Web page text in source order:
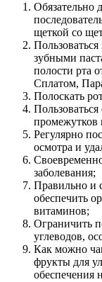
Обязательно
щеткой со
зубными
полости рта
Сплатом,
Полоскать
промежутков
Регулярно
осмотра и
заболевания;
Правильно и
обеспечить
витаминов;
Ограничить
углеводов,
Как можно
фрукты для
обеспечения